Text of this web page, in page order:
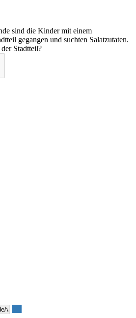
sind die Kinder mit einem
gegangen und suchten Salatzutaten.
Stadtteil?